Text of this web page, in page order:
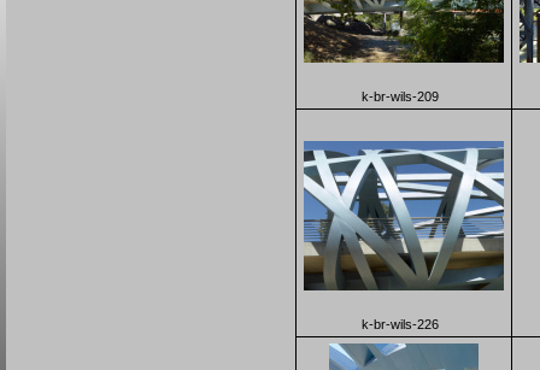
k-br-wils-209
k-br-wils-226